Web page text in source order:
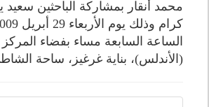
محمد أنقار بمشاركة الباحثين
الساعة السابعة مساء بفضاء المركز
(الأندلس)، بناية غرغيز، ساحة